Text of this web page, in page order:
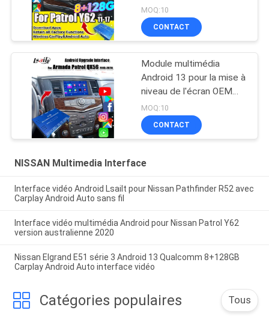
2013-2021 Mise à niveau
de l'écran OEM avec
CarPlay sans fil, Android
MOQ:10
CONTACT
Module multimédia
Android 13 pour la mise à
niveau de l'écran OEM
Armada Patrol Y62 Quest
avec CarPlay sans fil,
YouTube, Google Maps
MOQ:10
CONTACT
NISSAN Multimedia Interface
Interface vidéo Android Lsailt pour Nissan Pathfinder R52 avec
Carplay Android Auto sans fil
Interface vidéo multimédia Android pour Nissan Patrol Y62
version australienne 2020
Nissan Elgrand E51 série 3 Android 13 Qualcomm 8+128GB
Carplay Android Auto interface vidéo
Catégories populaires Tous